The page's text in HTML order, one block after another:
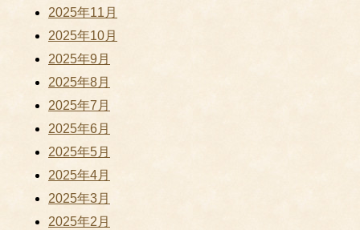
2025年11月
2025年10月
2025年9月
2025年8月
2025年7月
2025年6月
2025年5月
2025年4月
2025年3月
2025年2月